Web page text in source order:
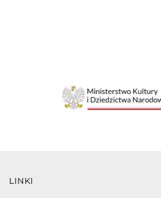
LINKI